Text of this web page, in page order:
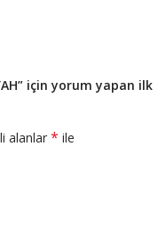
için yorum yapan ilk
alanlar * ile